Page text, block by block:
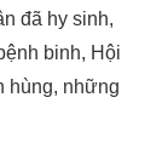
đã hy sinh,
binh, Hội
hùng, những